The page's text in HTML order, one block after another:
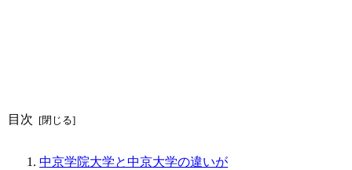
目次
中京学院大学と中京大学の違いが